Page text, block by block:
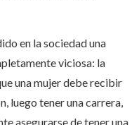
en la sociedad una
viciosa: la
una mujer debe recibir
luego tener una carrera,
asegurarse de tener una